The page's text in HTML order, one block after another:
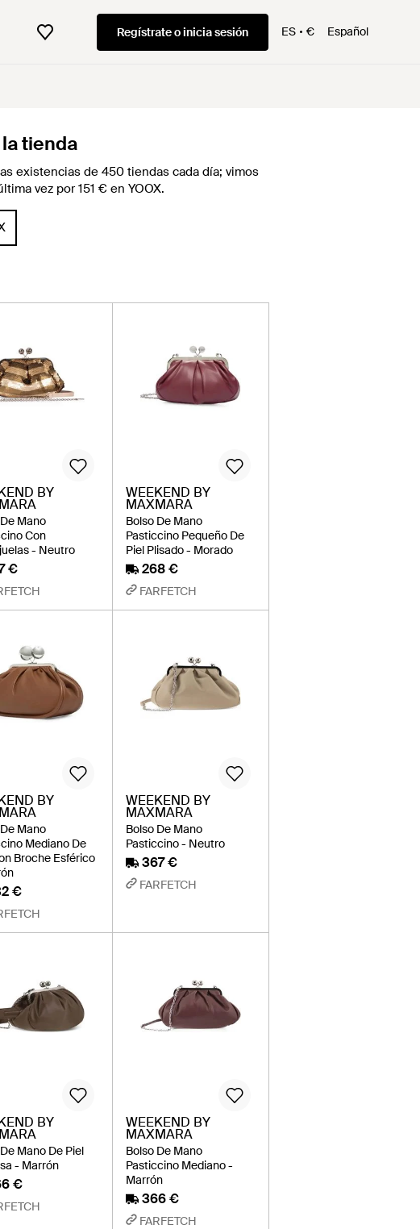
Regístrate o inicia sesión ES € Español
tienda
existencias de 450 tiendas cada día; vimos
vez por 151 € en YOOX.
BY
Mano
Con
- Neutro
€
WEEKEND BY
MAXMARA
Bolso De Mano
Pasticcino Pequeño De
Piel Plisado - Morado
268 €
FARFETCH
BY
Mano
Mediano De
Broche Esférico
€
WEEKEND BY
MAXMARA
Bolso De Mano
Pasticcino - Neutro
367 €
FARFETCH
BY
Mano De Piel
- Marrón
€
WEEKEND BY
MAXMARA
Bolso De Mano
Pasticcino Mediano -
Marrón
366 €
FARFETCH